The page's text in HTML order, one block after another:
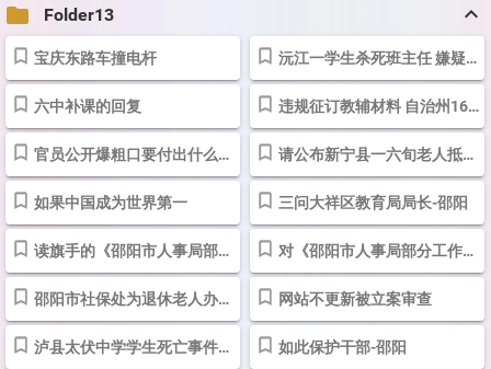
folder Folder13 keyboard_arrow_up
宝庆东路车撞电杆 沅江一学生杀死班主任 嫌疑人已被控制
六中补课的回复 违规征订教辅材料 自治州16人被约谈 - 市州新闻 - 湖南日报网 - 华声在线
官员公开爆粗口要付出什么代价？ 请公布新宁县一六旬老人抵押期间身亡的原由
如果中国成为世界第一 三问大祥区教育局局长-邵阳
读旗手的《邵阳市人事局部分工作人员上班迟到办公目无群众暗访终于得... 对《邵阳市人事局部分工作人员上班迟到办公目无群众暗访终于得到证实...
邵阳市社保处为退休老人办理银行卡涉嫌违规和侵犯老人权益-邵阳 网站不更新被立案审查
泸县太伏中学学生死亡事件调查 如此保护干部-邵阳